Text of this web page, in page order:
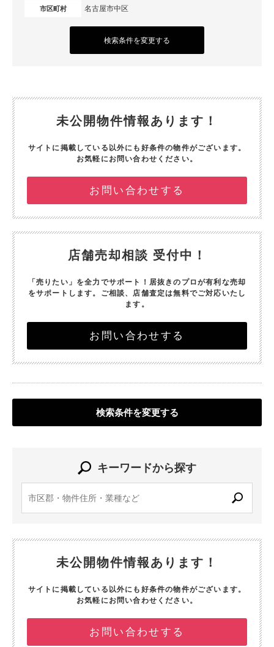
市区町村 名古屋市中区
検索条件を変更する
未公開物件情報あります！
サイトに掲載している以外にも好条件の物件がございます。
お気軽にお問い合わせください。
お問い合わせする
店舗売却相談 受付中！
「売りたい」を全力でサポート！ 居抜きのプロが有利な売却
をサポートします。 ご相談、店舗査定は無料でご対応いたし
ます。
お問い合わせする
検索条件を変更する
キーワードから探す
未公開物件情報あります！
サイトに掲載している以外にも好条件の物件がございます。
お気軽にお問い合わせください。
お問い合わせする